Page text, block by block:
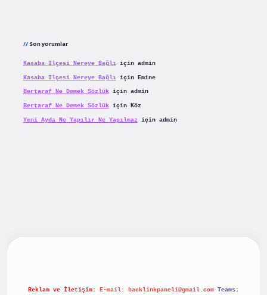
Son yorumlar
Kasaba Ilçesi Nereye Bağlıiçin admin
Kasaba Ilçesi Nereye Bağlıiçin Emine
Bertaraf Ne Demek Sözlükiçin admin
Bertaraf Ne Demek Sözlükiçin Köz
Yeni Ayda Ne Yapılır Ne Yapılmaziçin admin
Reklam ve İletişim: E-mail: backlinkpaneli@gmail.com Teams: